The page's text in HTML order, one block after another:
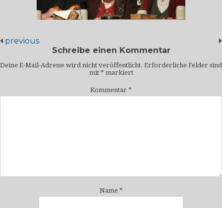
previous
Schreibe einen Kommentar
Deine E-Mail-Adresse wird nicht veröffentlicht. Erforderliche Felder sind
mit * markiert
Kommentar *
Name *